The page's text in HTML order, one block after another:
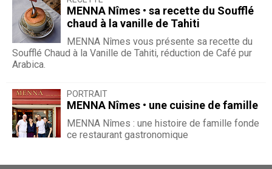
MENNA Nîmes • sa recette du Soufflé
chaud à la vanille de Tahiti
MENNA Nîmes vous présente sa recette du
Soufflé Chaud à la Vanille de Tahiti, réduction de Café pur
Arabica.
PORTRAIT
MENNA Nîmes • une cuisine de famille
MENNA Nîmes : une histoire de famille fonde
ce restaurant gastronomique